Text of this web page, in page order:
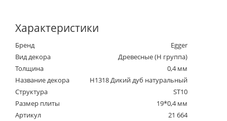
Характеристики
Бренд
Egger
Вид декора
Древесные (Н группа)
Толщина
0,4 мм
Название декора
H1318 Дикий дуб натуральный
Структура
ST10
Размер плиты
19*0,4 мм
Артикул
21 664